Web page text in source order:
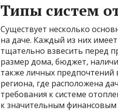
Типы систем
Существует несколько
на даче. Каждый из них
тщательно взвесить перед
размер дома, бюджет,
также личных предпочтений
региона, где расположена
требования к системе
к значительным